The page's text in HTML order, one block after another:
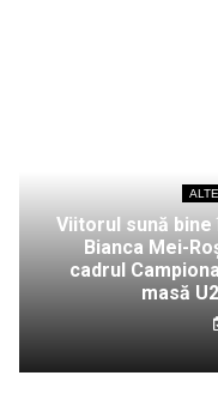
Viitorul sună
Bianca Mei-
cadrul
masă